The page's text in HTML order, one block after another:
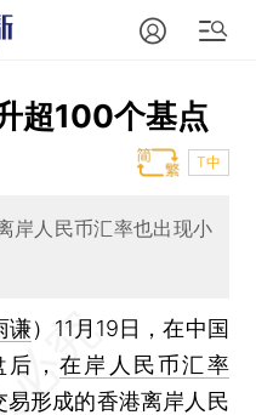
超100个基点
T中
岸人民币汇率也出现小
谦） 11月19日，在中国
， 在岸人民币汇率
易形成的香港离岸人民